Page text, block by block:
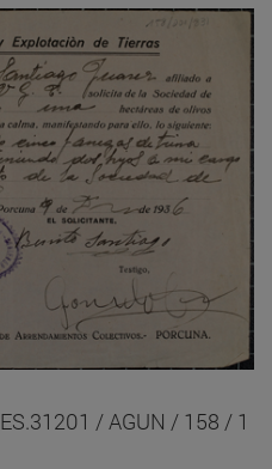
ES.31201 / AGUN / 158 / 1